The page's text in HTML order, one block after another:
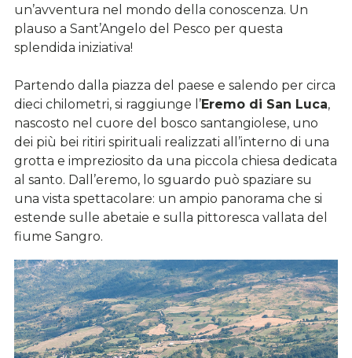
un’avventura nel mondo della conoscenza. Un
plauso a Sant’Angelo del Pesco per questa
splendida iniziativa!
Partendo dalla piazza del paese e salendo per circa
dieci chilometri, si raggiunge l’Eremo di San Luca,
nascosto nel cuore del bosco santangiolese, uno
dei più bei ritiri spirituali realizzati all’interno di una
grotta e impreziosito da una piccola chiesa dedicata
al santo. Dall’eremo, lo sguardo può spaziare su
una vista spettacolare: un ampio panorama che si
estende sulle abetaie e sulla pittoresca vallata del
fiume Sangro.